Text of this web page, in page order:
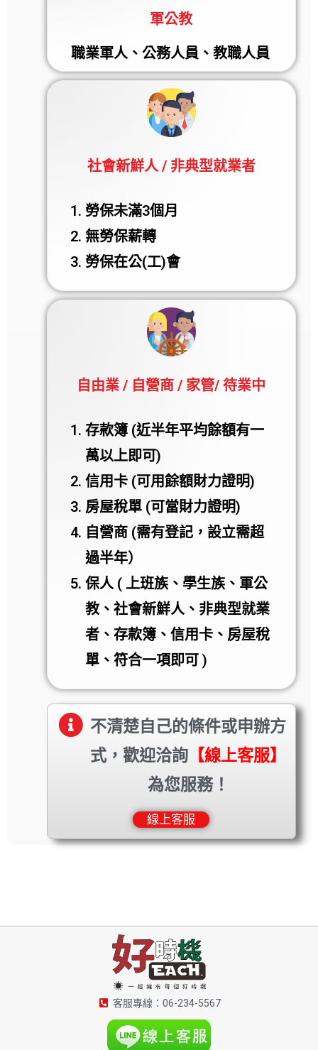
軍公教
職業軍人、公務人員、教職人員
社會新鮮人 / 非典型就業者
勞保未滿3個月
無勞保薪轉
勞保在公(工)會
自由業 / 自營商 / 家管/ 待業中
存款簿 (近半年平均餘額有一
萬以上即可)
信用卡 (可用餘額財力證明)
房屋稅單 (可當財力證明)
自營商 (需有登記，設立需超
過半年）
保人 ( 上班族、學生族、軍公
教、社會新鮮人、非典型就業
者、存款簿、信用卡、房屋稅
單、符合一項即可 )
不清楚自己的條件或申辦方
式，歡迎洽詢 【線上客服】
為您服務！
線上客服
客服專線：06-234-5567